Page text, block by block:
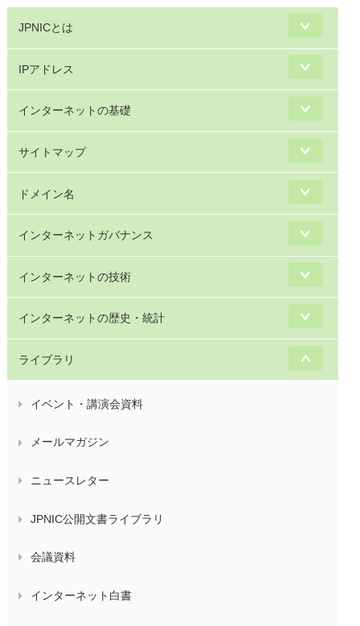
JPNICとは
IPアドレス
インターネットの基礎
サイトマップ
ドメイン名
インターネットガバナンス
インターネットの技術
インターネットの歴史・統計
ライブラリ
イベント・講演会資料
メールマガジン
ニュースレター
JPNIC公開文書ライブラリ
会議資料
インターネット白書